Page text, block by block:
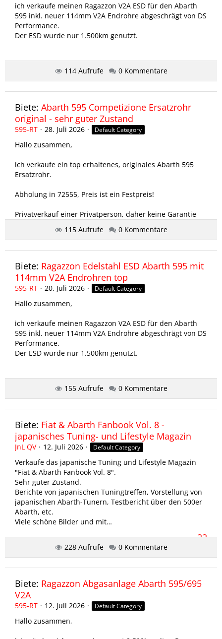
ich verkaufe meinen Ragazzon V2A ESD für den Abarth
595 inkl. neuer 114mm V2A Endrohre abgeschrägt von DS
Performance.
Der ESD wurde nur 1.500km genutzt.
Bei Interesse PN ✌️
114 Aufrufe 0 Kommentare
Biete: Abarth 595 Competizione Ersatzrohr
original - sehr guter Zustand
595-RT 28. Juli 2026 Default Category
Hallo zusammen,
ich verkaufe ein top erhaltenes, originales Abarth 595
Ersatzrohr.
Abholung in 72555, Preis ist ein Festpreis!
Privatverkauf einer Privatperson, daher keine Garantie
115 Aufrufe 0 Kommentare
Biete: Ragazzon Edelstahl ESD Abarth 595 mit
114mm V2A Endrohren top
595-RT 20. Juli 2026 Default Category
Hallo zusammen,
ich verkaufe meinen Ragazzon V2A ESD für den Abarth
595 inkl. neuer 114mm V2A Endrohre abgeschrägt von DS
Performance.
Der ESD wurde nur 1.500km genutzt.
155 Aufrufe 0 Kommentare
Biete: Fiat & Abarth Fanbook Vol. 8 -
japanisches Tuning- und Lifestyle Magazin
JnL QV 12. Juli 2026 Default Category
Verkaufe das japanische Tuning und Lifestyle Magazin
"Fiat & Abarth Fanbook Vol. 8".
Sehr guter Zustand.
Berichte von japanischen Tuningtreffen, Vorstellung von
japanischen Abarth-Tunern, Testbericht über den 500er
Abarth, etc.
Viele schöne Bilder und mit…
22
228 Aufrufe 0 Kommentare
Biete: Ragazzon Abgasanlage Abarth 595/695
V2A
595-RT 12. Juli 2026 Default Category
Hallo zusammen,